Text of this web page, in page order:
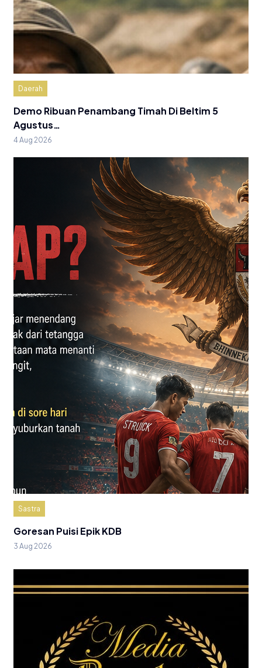
Daerah
Demo Ribuan Penambang Timah Di Beltim 5
Agustus…
4 Aug 2026
Sastra
Goresan Puisi Epik KDB
3 Aug 2026